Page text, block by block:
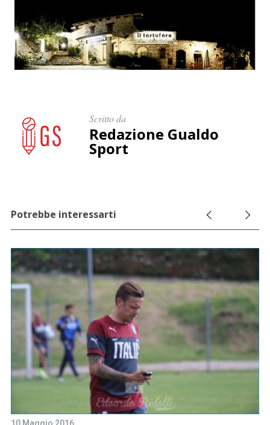
Scritto da
Redazione Gualdo
Sport
Potrebbe interessarti
10 Maggio 2016